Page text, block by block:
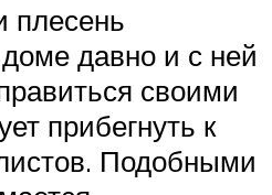
плесень
давно и с ней
своими
прибегнуть к
Подобными